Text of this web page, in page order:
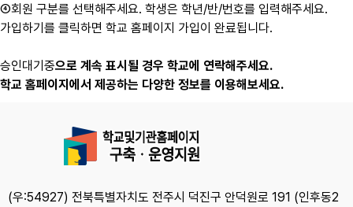
④회원 구분를 선택해주세요. 학생은 학년/반/번호를 입력해주세요.
가입하기를 클릭하면 학교 홈페이지 가입이 완료됩니다.
승인대기중으로 계속 표시될 경우 학교에 연락해주세요.
학교 홈페이지에서 제공하는 다양한 정보를 이용해보세요.
(우:54927) 전북특별자치도 전주시 덕진구 안덕원로 191 (인후동2